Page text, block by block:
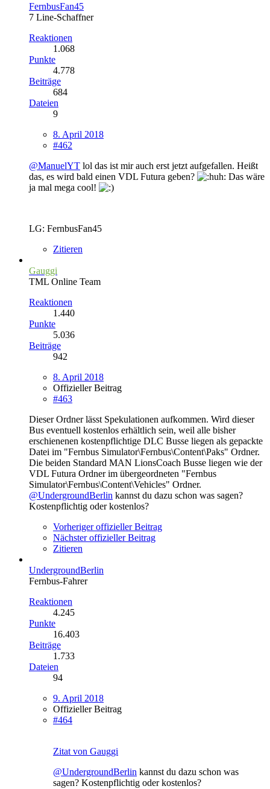
FernbusFan45
7 Line-Schaffner
Reaktionen
1.068
Punkte
4.778
Beiträge
684
Dateien
9
8. April 2018
#462
@ManuelYT lol das ist mir auch erst jetzt aufgefallen. Heißt
das, es wird bald einen VDL Futura geben?
Das wäre
ja mal mega cool!
LG: FernbusFan45
Zitieren
Gauggi
TML Online Team
Reaktionen
1.440
Punkte
5.036
Beiträge
942
8. April 2018
Offizieller Beitrag
#463
Dieser Ordner lässt Spekulationen aufkommen. Wird dieser
Bus eventuell kostenlos erhältlich sein, weil alle bisher
erschienenen kostenpflichtige DLC Busse liegen als gepackte
Datei im "Fernbus Simulator\Fernbus\Content\Paks" Ordner.
Die beiden Standard MAN LionsCoach Busse liegen wie der
VDL Futura Ordner im übergeordneten "Fernbus
Simulator\Fernbus\Content\Vehicles" Ordner.
@UndergroundBerlin kannst du dazu schon was sagen?
Kostenpflichtig oder kostenlos?
Vorheriger offizieller Beitrag
Nächster offizieller Beitrag
Zitieren
UndergroundBerlin
Fernbus-Fahrer
Reaktionen
4.245
Punkte
16.403
Beiträge
1.733
Dateien
94
9. April 2018
Offizieller Beitrag
#464
Zitat von Gauggi
@UndergroundBerlin kannst du dazu schon was
sagen? Kostenpflichtig oder kostenlos?